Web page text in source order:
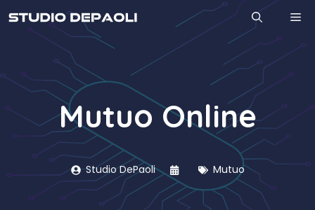
al
contenuto
Mutuo Online
Studio DePaoli Mutuo